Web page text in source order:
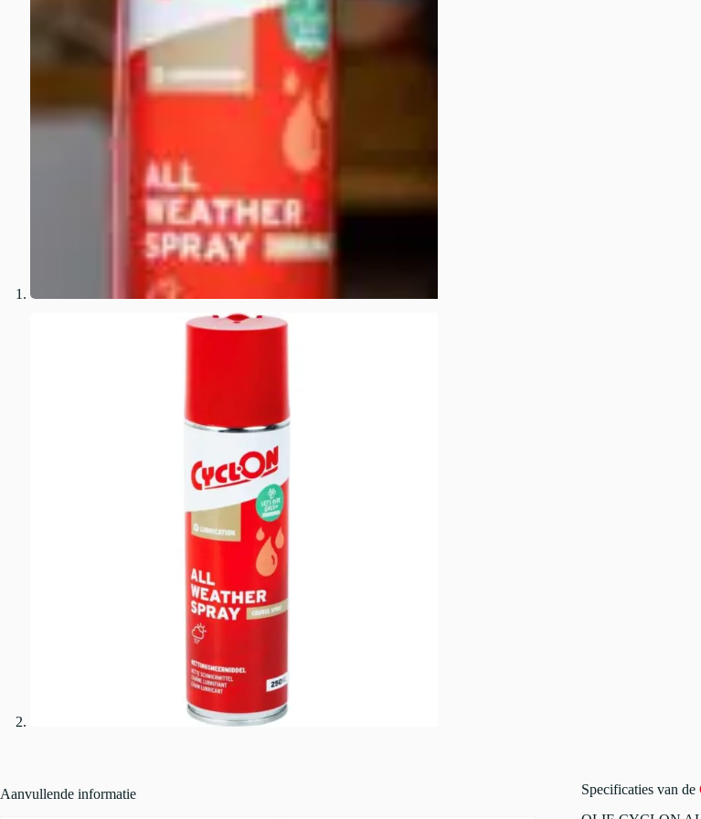
Specificaties van de
Aanvullende informatie